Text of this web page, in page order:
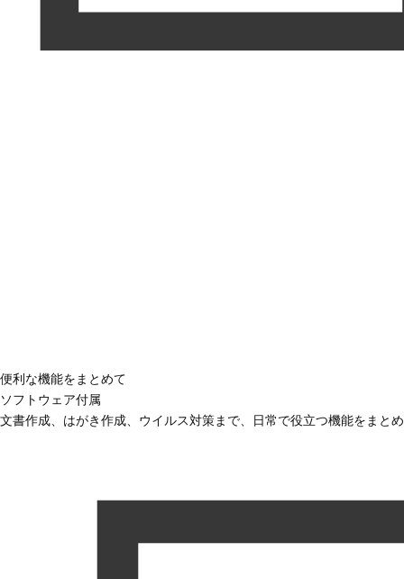
便利な機能をまとめて
ソフトウェア付属
文書作成、はがき作成、ウイルス対策まで、日常で役立つ機能をまと